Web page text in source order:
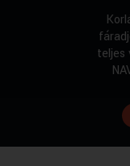
teljes